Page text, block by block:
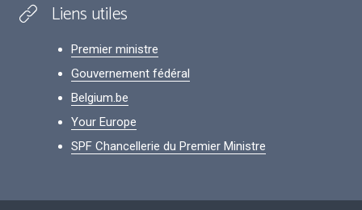
Liens utiles
Premier ministre
Gouvernement fédéral
Belgium.be
Your Europe
SPF Chancellerie du Premier Ministre